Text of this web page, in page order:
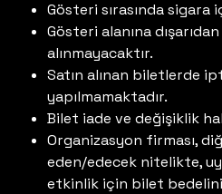
Gösteri sırasında sigara
Gösteri alanına
alınmayacaktır.
Satın alınan biletlerde
yapılmamaktadır.
Bilet iade ve değişiklik
Organizasyon firması,
eden/edecek nitelikte,
etkinlik için bilet